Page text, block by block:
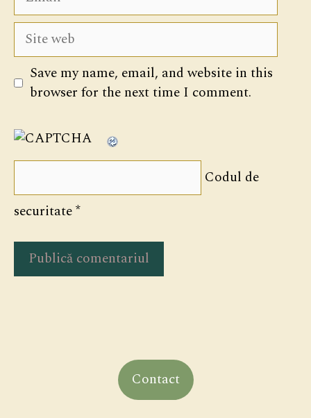
Site
web
Save my name, email, and website in this
browser for the next time I comment.
Codul de
securitate*
Contact